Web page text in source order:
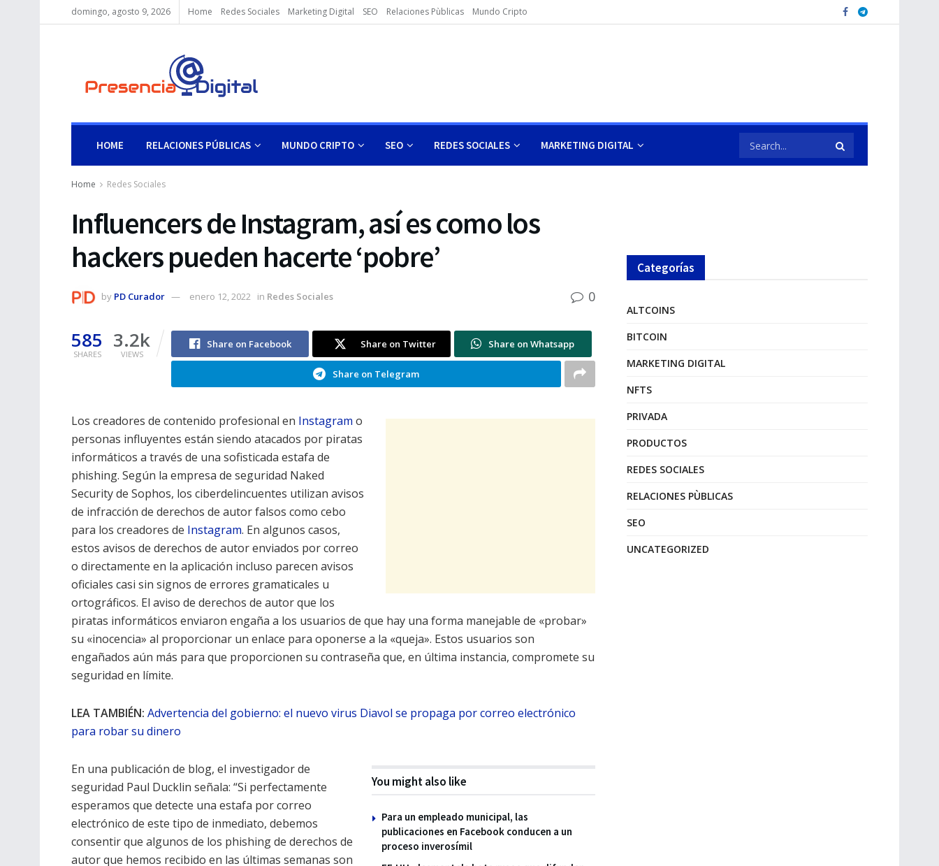
domingo, agosto 9, 2026 Home Redes Sociales Marketing Digital SEO Relaciones Pùblicas Mundo Cripto
HOME RELACIONES PÚBLICAS MUNDO CRIPTO SEO REDES SOCIALES MARKETING DIGITAL
Home Redes Sociales
Influencers de Instagram, así es como los
hackers pueden hacerte ‘pobre’
by PD Curador enero 12, 2022 in Redes Sociales 0
585
SHARES
3.2k
VIEWS
Share on Facebook Share on Twitter Share on Whatsapp
Share on Telegram
Los creadores de contenido profesional en Instagram o
personas influyentes están siendo atacados por piratas
informáticos a través de una sofisticada estafa de
phishing. Según la empresa de seguridad Naked
Security de Sophos, los ciberdelincuentes utilizan avisos
de infracción de derechos de autor falsos como cebo
para los creadores de Instagram. En algunos casos,
estos avisos de derechos de autor enviados por correo
o directamente en la aplicación incluso parecen avisos
oficiales casi sin signos de errores gramaticales u
ortográficos. El aviso de derechos de autor que los
piratas informáticos enviaron engaña a los usuarios de que hay una forma manejable de «probar»
su «inocencia» al proporcionar un enlace para oponerse a la «queja». Estos usuarios son
engañados aún más para que proporcionen su contraseña que, en última instancia, compromete su
seguridad en límite.
LEA TAMBIÉN: Advertencia del gobierno: el nuevo virus Diavol se propaga por correo electrónico
para robar su dinero
You might also like
Para un empleado municipal, las
publicaciones en Facebook conducen a un
proceso inverosímil
En una publicación de blog, el investigador de
seguridad Paul Ducklin señala: “Si perfectamente
esperamos que detecte una estafa por correo
electrónico de este tipo de inmediato, debemos
consentir que algunos de los phishing de derechos de
autor que hemos recibido en las últimas semanas son
Categorías
ALTCOINS
BITCOIN
MARKETING DIGITAL
NFTS
PRIVADA
PRODUCTOS
REDES SOCIALES
RELACIONES PÙBLICAS
SEO
UNCATEGORIZED